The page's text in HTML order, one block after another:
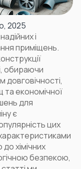
2025
і
приміщень.
обираючи
довговічності,
та економічної
для
є
цих
хімічних
безпекою,